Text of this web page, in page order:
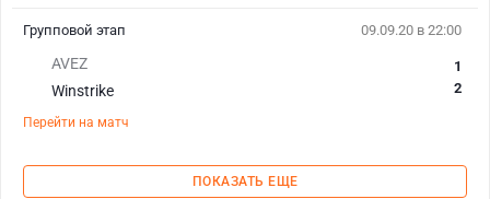
09.09.20 в 22:00
AVEZ
Winstrike
1
2
Перейти на матч
Групповой этап
ПОКАЗАТЬ ЕЩЕ